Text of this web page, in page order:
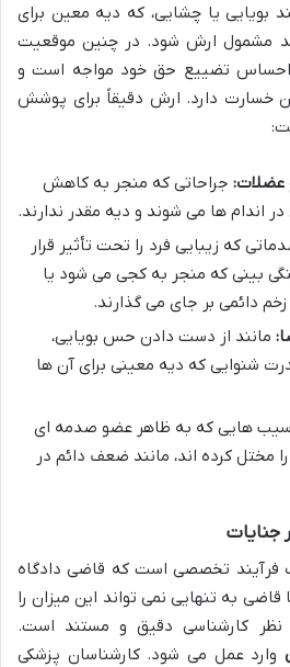
بویایی یا چشایی، که دیه معین برای
مشمول ارش شود. در چنین موقعیت
احساس تضییع حق خود مواجه است و
خسارت دارد. ارش دقیقاً برای پوشش
عضلات: جراحاتی که منجر به کاهش
اندام ها می شوند و دیه مقدر ندارند.
که زیبایی فرد را تحت تأثیر قرار
بینی که منجر به کجی می شود یا
دائمی بر جای می گذارند.
مانند از دست دادن حس بویایی،
شنوایی که دیه معینی برای آن ها
هایی که به ظاهر عضو صدمه ای
را مختل کرده اند، مانند ضعف دائم در
فرآیند تخصصی است که قاضی دادگاه
به تنهایی نمی تواند این میزان را
نظر کارشناسی دقیق و مستند است.
وارد عمل می شود. کارشناسان پزشکی